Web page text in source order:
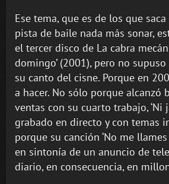
Ese tema, que es de los que
pista de baile nada más sonar,
el tercer disco de La cabra
domingo’ (2001), pero no
su canto del cisne. Porque en
a hacer. No sólo porque alcanzó
ventas con su cuarto trabajo, ‘Ni
grabado en directo y con temas
porque su canción ‘No me
en sintonía de un anuncio de
diario, en consecuencia, en